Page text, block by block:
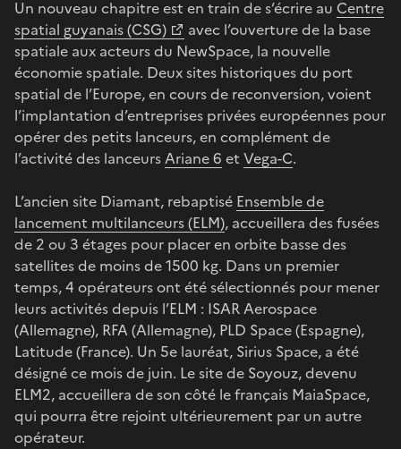
Un nouveau chapitre est en train de s’écrire au Centre
spatial guyanais (CSG)
avec l’ouverture de la base
spatiale aux acteurs du NewSpace, la nouvelle
économie spatiale. Deux sites historiques du port
spatial de l’Europe, en cours de reconversion, voient
l’implantation d’entreprises privées européennes pour
opérer des petits lanceurs, en complément de
l’activité des lanceursAriane 6 et Vega-C.
L’ancien site Diamant, rebaptisé Ensemble de
lancement multilanceurs (ELM), accueillera des fusées
de 2 ou 3 étages pour placer en orbite basse des
satellites de moins de 1500 kg. Dans un premier
temps, 4 opérateurs ont été sélectionnés pour mener
leurs activités depuis l’ELM : ISAR Aerospace
(Allemagne), RFA (Allemagne), PLD Space (Espagne),
Latitude (France). Un 5e lauréat, Sirius Space, a été
désigné ce mois de juin. Le site de Soyouz, devenu
ELM2, accueillera de son côté le français MaiaSpace,
qui pourra être rejoint ultérieurement par un autre
opérateur.